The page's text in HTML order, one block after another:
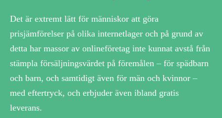
Det är extremt lätt för människor att göra
prisjämförelser på olika internetlager och på grund av
detta har massor av onlineföretag inte kunnat avstå från
stämpla försäljningsvärdet på föremålen – för spädbarn
och barn, och samtidigt även för män och kvinnor –
med eftertryck, och erbjuder även ibland gratis
leverans.